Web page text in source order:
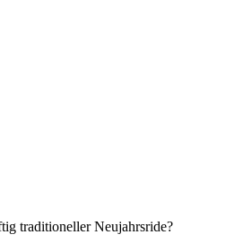
traditioneller Neujahrsride?